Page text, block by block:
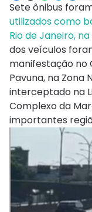
Sete ônibus
utilizados como
Rio de Janeiro,
dos veículos
manifestação no
Pavuna, na Zona
interceptado na
Complexo da
importantes